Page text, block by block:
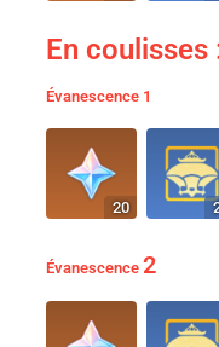
En coulisses
Évanescence 1
20
Évanescence 2